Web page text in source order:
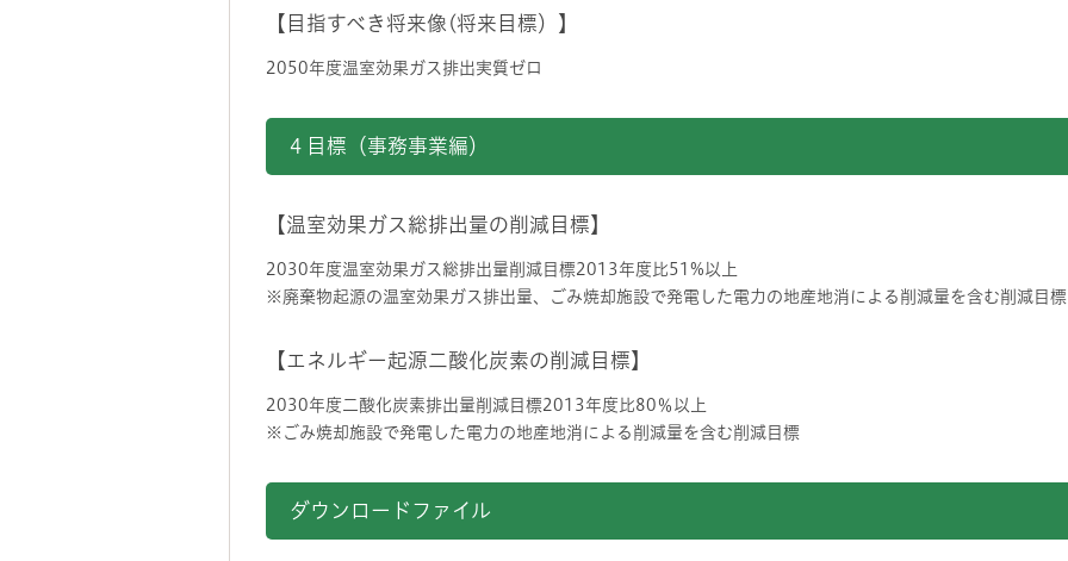
【目指すべき将来像(将来目標）】
2050年度温室効果ガス排出実質ゼロ
4 目標（事務事業編）
【温室効果ガス総排出量の削減目標】
2030年度温室効果ガス総排出量削減目標2013年度比51%以上
※廃棄物起源の温室効果ガス排出量、ごみ焼却施設で発電した電力の地産地消による削減量を含む削減目標
【エネルギー起源二酸化炭素の削減目標】
2030年度二酸化炭素排出量削減目標2013年度比80％以上
※ごみ焼却施設で発電した電力の地産地消による削減量を含む削減目標
ダウンロードファイル